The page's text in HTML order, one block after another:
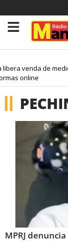
venda de
online
MPRJ